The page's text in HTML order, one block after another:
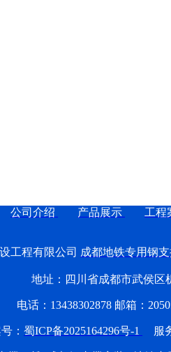
公司介绍 产品展示 工程
工程有限公司 成都地铁专用钢
地址：四川省成都市武侯区
电话：13438302878 邮箱：
： 蜀ICP备2025164296号-1 服